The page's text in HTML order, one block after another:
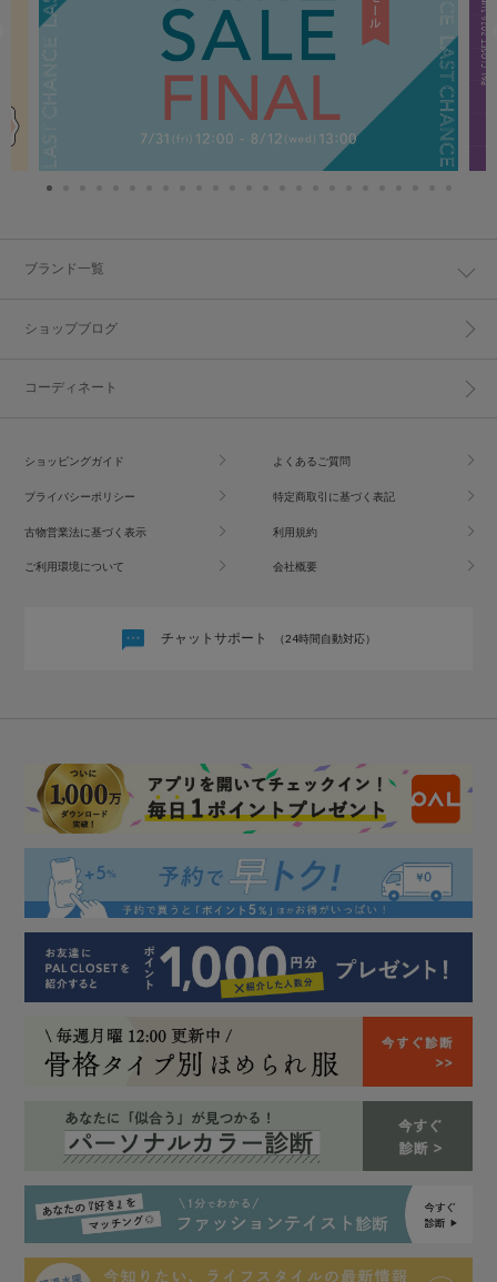
ブランド一覧
ショップブログ
コーディネート
ショッピングガイド よくあるご質問
プライバシーポリシー 特定商取引に基づく表記
古物営業法に基づく表示 利用規約
ご利用環境について 会社概要
チャットサポート （24時間自動対応）